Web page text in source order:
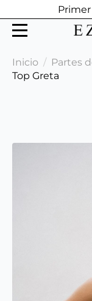
Inicio Partes
Top Greta